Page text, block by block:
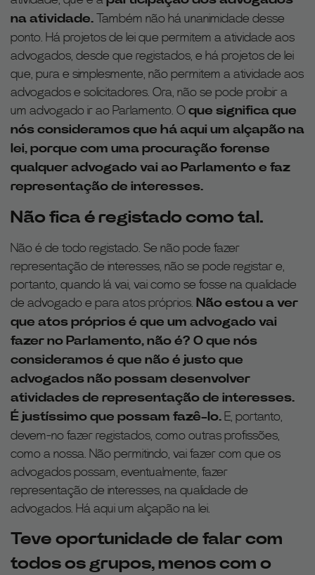
na atividade.Também não há unanimidade desse
ponto. Há projetos de lei que permitem a atividade aos
advogados, desde que registados, e há projetos de lei
que, pura e simplesmente, não permitem a atividade aos
advogados e solicitadores. Ora, não se pode proibir a
um advogado ir ao Parlamento. Oque significa que
nós consideramos que há aqui um alçapão na
lei, porque com uma procuração forense
qualquer advogado vai ao Parlamento e faz
representação de interesses.
Não fica é registado como tal.
Não é de todo registado. Se não pode fazer
representação de interesses, não se pode registar e,
portanto, quando lá vai, vai como se fosse na qualidade
de advogado e para atos próprios. Não estou a ver
que atos próprios é que um advogado vai
fazer no Parlamento, não é? O que nós
consideramos é que não é justo que
advogados não possam desenvolver
atividades de representação de interesses.
É justíssimo que possam fazê-lo.E, portanto,
devem-no fazer registados, como outras profissões,
como a nossa. Não permitindo, vai fazer com que os
advogados possam, eventualmente, fazer
representação de interesses, na qualidade de
advogados. Há aqui um alçapão na lei.
Teve oportunidade de falar com
todos os grupos, menos com o